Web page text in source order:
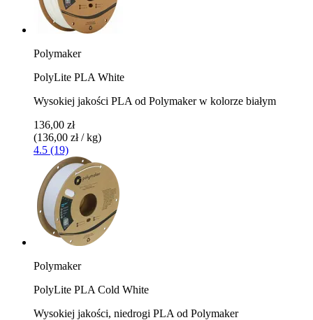
Polymaker
PolyLite PLA White
Wysokiej jakości PLA od Polymaker w kolorze białym
136,00 zł
(136,00 zł / kg)
4.5 (19)
Polymaker
PolyLite PLA Cold White
Wysokiej jakości, niedrogi PLA od Polymaker